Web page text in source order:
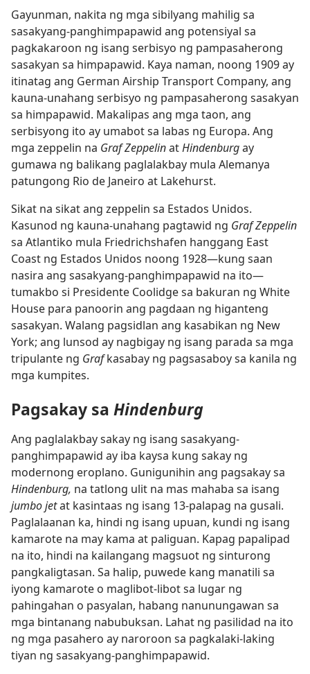
Gayunman, nakita ng mga sibilyang mahilig sa
sasakyang-panghimpapawid ang potensiyal sa
pagkakaroon ng isang serbisyo ng pampasaherong
sasakyan sa himpapawid. Kaya naman, noong 1909 ay
itinatag ang German Airship Transport Company, ang
kauna-unahang serbisyo ng pampasaherong sasakyan
sa himpapawid. Makalipas ang mga taon, ang
serbisyong ito ay umabot sa labas ng Europa. Ang
mga zeppelin na Graf ZeppelinatHindenburgay
gumawa ng balikang paglalakbay mula Alemanya
patungong Rio de Janeiro at Lakehurst.
Sikat na sikat ang zeppelin sa Estados Unidos.
Kasunod ng kauna-unahang pagtawid ng Graf Zeppelin
sa Atlantiko mula Friedrichshafen hanggang East
Coast ng Estados Unidos noong 1928​—kung saan
nasira ang sasakyang-panghimpapawid na ito​—
tumakbo si Presidente Coolidge sa bakuran ng White
House para panoorin ang pagdaan ng higanteng
sasakyan. Walang pagsidlan ang kasabikan ng New
York; ang lunsod ay nagbigay ng isang parada sa mga
tripulante ng Grafkasabay ng pagsasaboy sa kanila ng
mga kumpites.
Pagsakay sa Hindenburg
Ang paglalakbay sakay ng isang sasakyang-
panghimpapawid ay iba kaysa kung sakay ng
modernong eroplano. Gunigunihin ang pagsakay sa
Hindenburg, na tatlong ulit na mas mahaba sa isang
jumbo jetat kasintaas ng isang 13-palapag na gusali.
Paglalaanan ka, hindi ng isang upuan, kundi ng isang
kamarote na may kama at paliguan. Kapag papalipad
na ito, hindi na kailangang magsuot ng sinturong
pangkaligtasan. Sa halip, puwede kang manatili sa
iyong kamarote o maglibot-libot sa lugar ng
pahingahan o pasyalan, habang nanunungawan sa
mga bintanang nabubuksan. Lahat ng pasilidad na ito
ng mga pasahero ay naroroon sa pagkalaki-laking
tiyan ng sasakyang-panghimpapawid.